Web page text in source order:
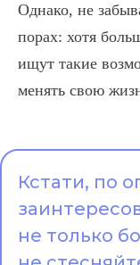
Однако, не
порах: хотя
ищут такие
менять свою
Кстати, по
не только